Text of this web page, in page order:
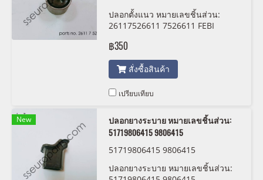
ปลอกตั้งแนว หมายเลขชิ้นส่วน:
26117526611 7526611 FEBI
฿350
สั่งซื้อสินค้า
เปรียบเทียบ
New
ปลอกยางระบาย หมายเลขชิ้นส่วน:
51719806415 9806415
51719806415 9806415
ปลอกยางระบาย หมายเลขชิ้นส่วน: